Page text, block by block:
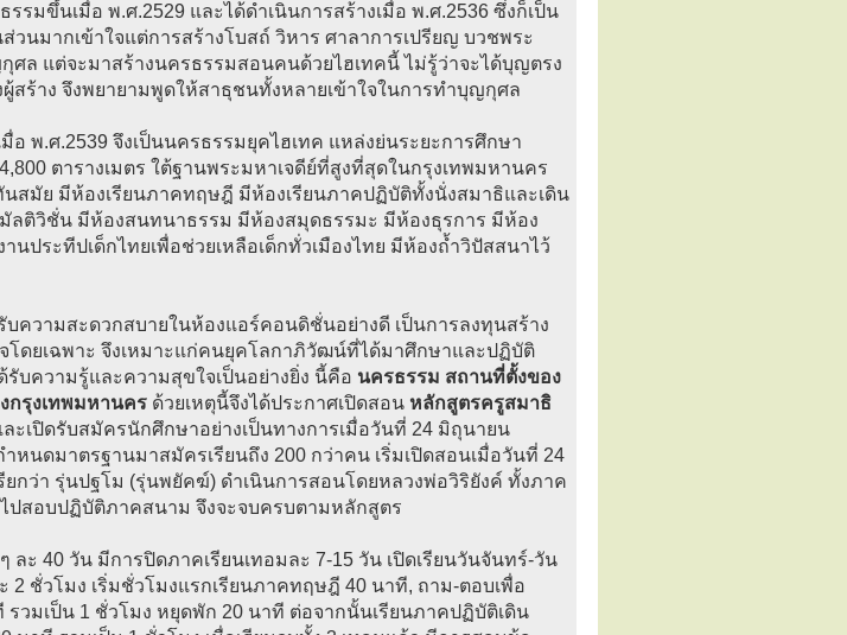
รมขึ้นเมื่อ พ.ศ.2529 และได้ดำเนินการสร้างเมื่อ พ.ศ.2536 ซึ่งก็เป็น
วนมากเข้าใจแต่การสร้างโบสถ์ วิหาร ศาลาการเปรียญ บวชพระ
ศล แต่จะมาสร้างนครธรรมสอนคนด้วยไฮเทคนี้ ไม่รู้ว่าจะได้บุญตรง
สร้าง จึงพยายามพูดให้สาธุชนทั้งหลายเข้าใจในการทำบุญกุศล
อ พ.ศ.2539 จึงเป็นนครธรรมยุคไฮเทค แหล่งย่นระยะการศึกษา
ตารางเมตร ใต้ฐานพระมหาเจดีย์ที่สูงที่สุดในกรุงเทพมหานคร
สมัย มีห้องเรียนภาคทฤษฎี มีห้องเรียนภาคปฏิบัติทั้งนั่งสมาธิและเดิน
ลติวิชั่น มีห้องสนทนาธรรม มีห้องสมุดธรรมะ มีห้องธุรการ มีห้อง
นประทีปเด็กไทยเพื่อช่วยเหลือเด็กทั่วเมืองไทย มีห้องถ้ำวิปัสสนาไว้
ความสะดวกสบายในห้องแอร์คอนดิชั่นอย่างดี เป็นการลงทุนสร้าง
ดยเฉพาะ จึงเหมาะแก่คนยุคโลกาภิวัฒน์ที่ได้มาศึกษาและปฏิบัติ
รับความรู้และความสุขใจเป็นอย่างยิ่ง นี้คือ นครธรรม สถานที่ตั้งของ
กรุงเทพมหานคร ด้วยเหตุนี้จึงได้ประกาศเปิดสอน หลักสูตรครูสมาธิ
เปิดรับสมัครนักศึกษาอย่างเป็นทางการเมื่อวันที่ 24 มิถุนายน
นดมาตรฐานมาสมัครเรียนถึง 200 กว่าคน เริ่มเปิดสอนเมื่อวันที่ 24
ยกว่า รุ่นปฐโม (รุ่นพยัคฆ์) ดำเนินการสอนโดยหลวงพ่อวิริยังค์ ทั้งภาค
สอบปฏิบัติภาคสนาม จึงจะจบครบตามหลักสูตร
ละ 40 วัน มีการปิดภาคเรียนเทอมละ 7-15 วัน เปิดเรียนวันจันทร์-วัน
2 ชั่วโมง เริ่มชั่วโมงแรกเรียนภาคทฤษฎี 40 นาที, ถาม-ตอบเพื่อ
รวมเป็น 1 ชั่วโมง หยุดพัก 20 นาที ต่อจากนั้นเรียนภาคปฏิบัติเดิน